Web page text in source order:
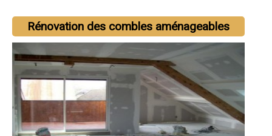
Rénovation des combles aménageables